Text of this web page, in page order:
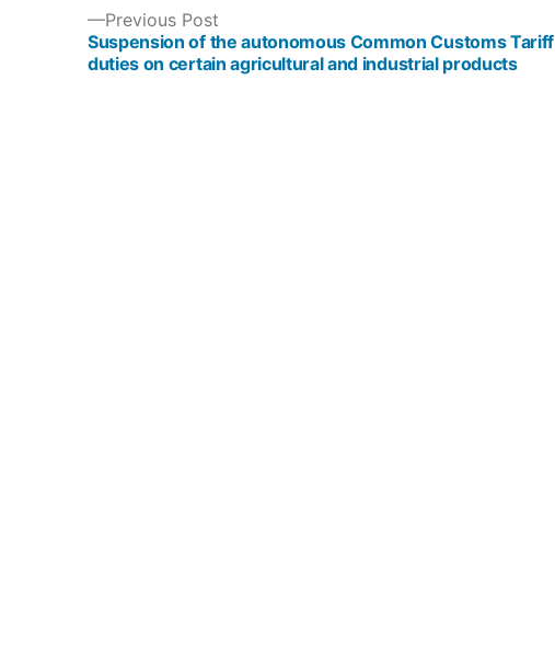
POST
NAVIGATION
Previous Post
post:
Suspension of the autonomous Common Customs Tariff
duties on certain agricultural and industrial products